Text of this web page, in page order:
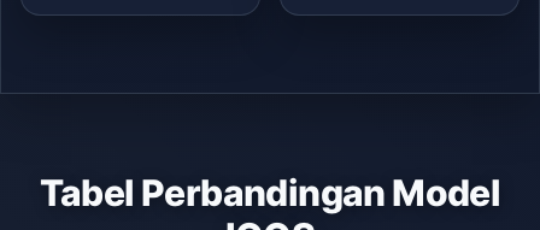
Tabel Perbandingan Model